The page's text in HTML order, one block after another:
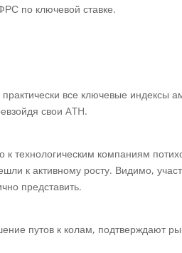
по ключевой ставке.
все ключевые индексы
свои ATH.
к технологическим компаниям
к активному росту. Видимо,
представить.
путов к колам, подтверждают